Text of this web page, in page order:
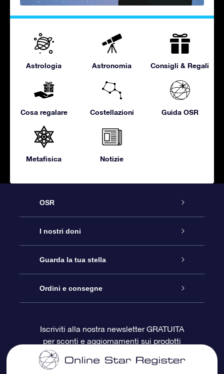
Astrologia Astronomia Consigli & Regali
Cosa regalare Costellazioni Guida OSR
Metafisica Notizie
OSR
Assistenza
Contattaci
Blog
OSR Recensioni
I nostri doni
Online Star Gift
Pacchetto regalo OSR
Gift Card OSR
Doni aziendali
Guarda la tua stella
Registro stellare
Star Page personalizzata
One Million Stars
Ordini e consegne
Informazioni di Pagamento
Iscriviti alla nostra newsletter GRATUITA
per sconti e aggiornamenti sui prodotti